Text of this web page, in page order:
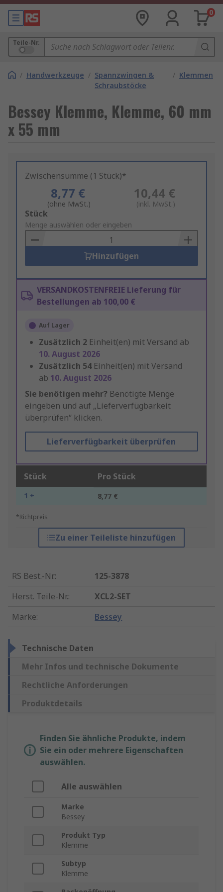
0
Teile-Nr.
/ Handwerkzeuge / Spannzwingen &
Schraubstöcke
/ Klemmen
Bessey Klemme, Klemme, 60 mm
x 55 mm
Zwischensumme (1 Stück)*
8,77 €
(ohne MwSt.)
10,44 €
(inkl. MwSt.)
Add
to
Basket
Stück
Menge auswählen oder eingeben
Hinzufügen
VERSANDKOSTENFREIE Lieferung für
Bestellungen ab 100,00 €
Auf Lager
Zusätzlich 2 Einheit(en) mit Versand ab
10. August 2026
Zusätzlich 54 Einheit(en) mit Versand
ab 10. August 2026
Sie benötigen mehr? Benötigte Menge
eingeben und auf „Lieferverfügbarkeit
überprüfen“ klicken.
Lieferverfügbarkeit überprüfen
Stück Pro Stück
1 + 8,77 €
*Richtpreis
Zu einer Teileliste hinzufügen
RS Best.-Nr.:
125-3878
Herst. Teile-Nr.:
XCL2-SET
Marke: Bessey
Technische Daten
Mehr Infos und technische Dokumente
Rechtliche Anforderungen
Produktdetails
Finden Sie ähnliche Produkte, indem
Sie ein oder mehrere Eigenschaften
auswählen.
Alle auswählen
Marke
Bessey
Produkt Typ
Klemme
Subtyp
Klemme